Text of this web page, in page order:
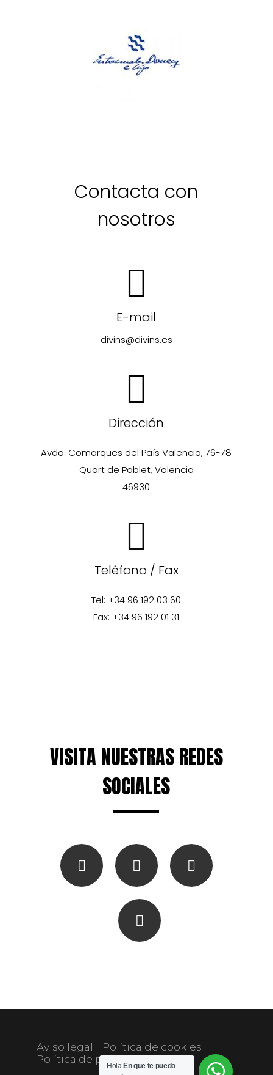
Contacta con
nosotros
E-mail
divins@divins.es
Dirección
Avda. Comarques del País Valencia, 76-78
Quart de Poblet, Valencia
46930
Teléfono / Fax
Tel: +34 96 192 03 60
Fax: +34 96 192 01 31
VISITA NUESTRAS REDES
SOCIALES
Aviso legal
Política de cookies
Política de privacidad
Hola En que te puedo